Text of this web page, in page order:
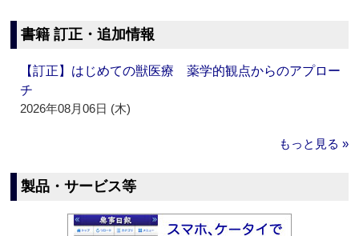
書籍 訂正・追加情報
【訂正】はじめての獣医療 薬学的観点からのアプロー
チ
2026年08月06日 (木)
もっと見る »
製品・サービス等